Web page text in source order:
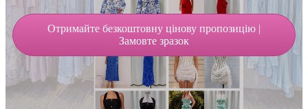
Отримайте безкоштовну цінову пропозицію |
Замовте зразок